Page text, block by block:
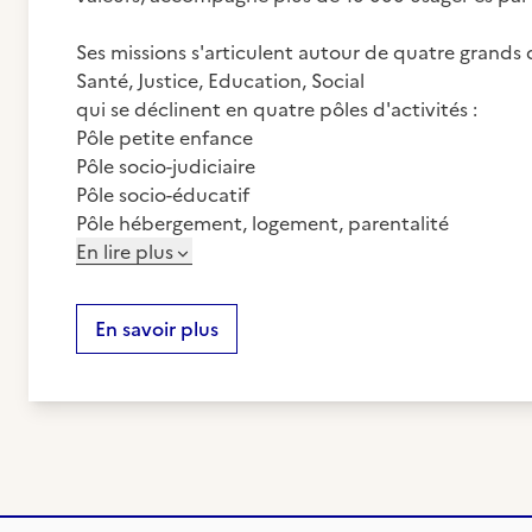
Ses missions s'articulent autour de quatre grands
Santé, Justice, Education, Social
qui se déclinent en quatre pôles d'activités :
Pôle petite enfance
Pôle socio-judiciaire
Pôle socio-éducatif
Pôle hébergement, logement, parentalité
En lire plus
En savoir plus